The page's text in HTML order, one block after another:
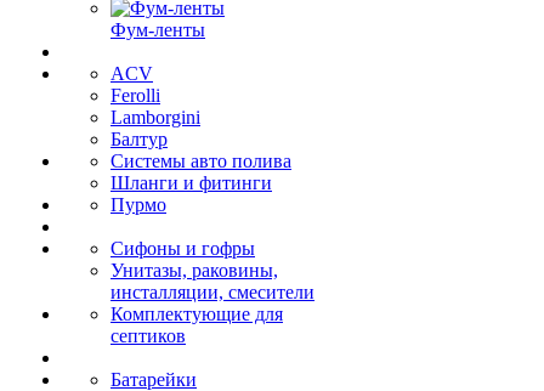
Фум-ленты
ACV
Ferolli
Lamborgini
Балтур
Системы авто полива
Шланги и фитинги
Пурмо
Сифоны и гофры
Унитазы, раковины,
инсталляции, смесители
Комплектующие для
септиков
Батарейки